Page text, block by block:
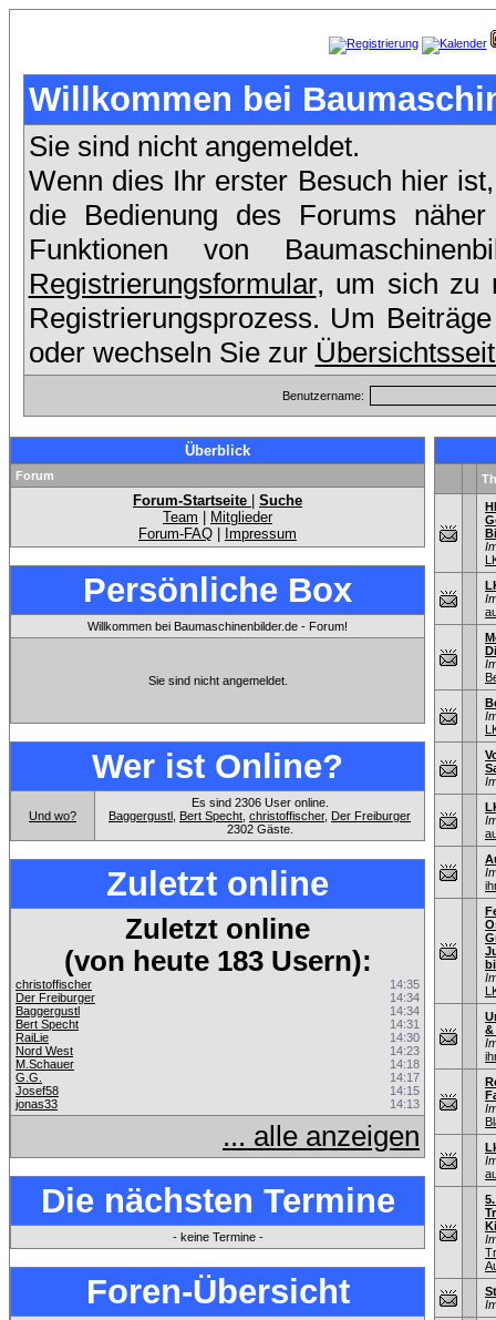
Willkommen bei
Sie sind nicht angemeldet.
Wenn dies Ihr erster Besuch hier
die Bedienung des Forums
Funktionen von
Registrierungsformular, um sich zu
Registrierungsprozess. Um
oder wechseln Sie zur
Benutzername:
Überblick
Forum
Forum-Startseite
Suche
Team
Mitglieder
Forum-FAQ
Impressum
Persönliche Box
Willkommen bei Baumaschinenbilder.de - Forum!
Sie sind nicht angemeldet.
Wer ist Online?
Und wo?
Es sind 2306 User online.
Baggergustl Bert Specht christoffischer, Der Freiburger
2302 Gäste.
Zuletzt online
Zuletzt online
(von heute 183 Usern):
christoffischer
14:35
Der Freiburger
14:34
Baggergustl
14:34
Bert Specht
14:31
RaiLie
14:30
Nord West
14:23
M.Schauer
14:18
G.G.
14:17
Josef58
14:15
jonas33
14:13
... alle anzeigen
Die nächsten Termine
- keine Termine -
Foren-Übersicht
&